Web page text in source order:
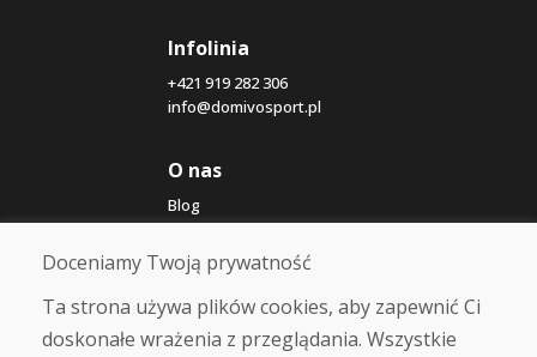
Infolinia
+421 919 282 306
info@domivosport.pl
O nas
Blog
O nas
Sklep
Kontakt
Zakup
Doceniamy Twoją prywatność
Ta strona używa plików cookies, aby zapewnić Ci
doskonałe wrażenia z przeglądania. Wszystkie